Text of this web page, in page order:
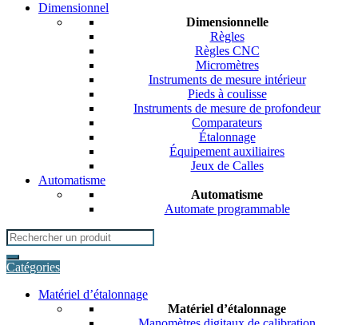
Dimensionnel
Dimensionnelle
Règles
Règles CNC
Micromètres
Instruments de mesure intérieur
Pieds à coulisse
Instruments de mesure de profondeur
Comparateurs
Étalonnage
Équipement auxiliaires
Jeux de Calles
Automatisme
Automatisme
Automate programmable
Search
for:
Catégories
Matériel d’étalonnage
Matériel d’étalonnage